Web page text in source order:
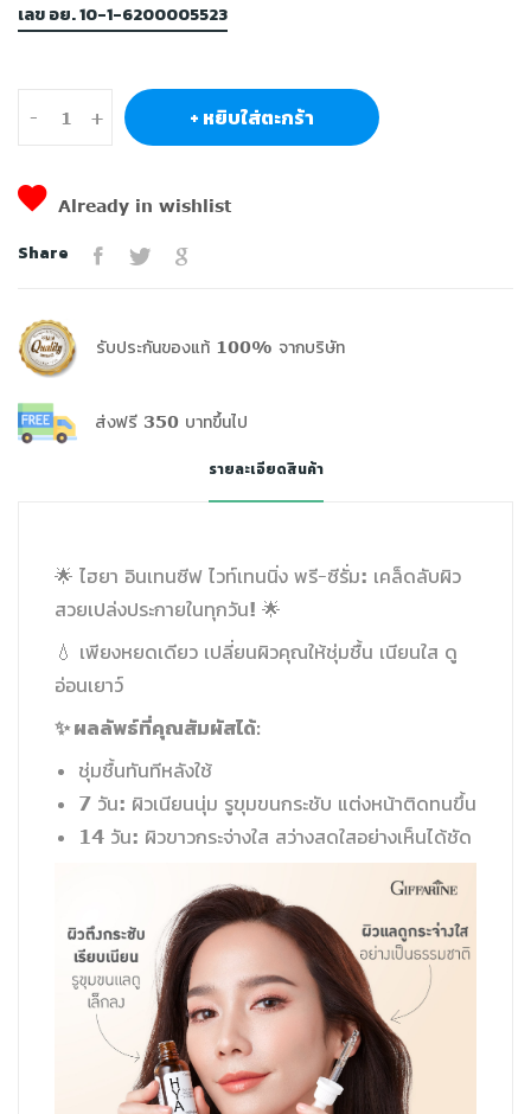
เลข อย. 10-1-6200005523
- + + หยิบใส่ตะกร้า
Already in wishlist
Share
รับประกันของแท้ 100% จากบริษัท
ส่งฟรี 350 บาทขึ้นไป
รายละเอียดสินค้า
🌟 ไฮยา อินเทนซีฟ ไวท์เทนนิ่ง พรี-ซีรั่ม: เคล็ดลับผิว
สวยเปล่งประกายในทุกวัน! 🌟
💧 เพียงหยดเดียว เปลี่ยนผิวคุณให้ชุ่มชื้น เนียนใส ดู
อ่อนเยาว์
✨ ผลลัพธ์ที่คุณสัมผัสได้:
ชุ่มชื้นทันทีหลังใช้
7 วัน: ผิวเนียนนุ่ม รูขุมขนกระชับ แต่งหน้าติดทนขึ้น
14 วัน: ผิวขาวกระจ่างใส สว่างสดใสอย่างเห็นได้ชัด